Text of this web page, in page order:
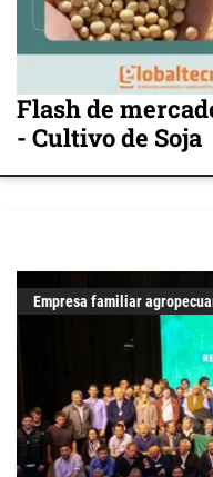
Flash de
- Cultivo de Soja
Empresa familiar